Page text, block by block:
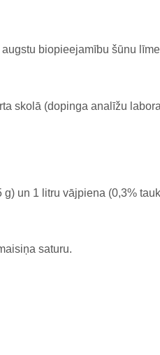
biopieejamību šūnu
skolā (dopinga analīžu
un 1 litru vājpiena (0,3%
saturu.